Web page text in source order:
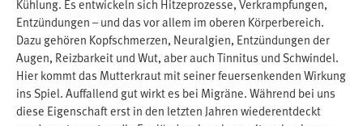
Kühlung. Es entwickeln sich Hitzeprozesse, Verkrampfungen,
Entzündungen – und das vor allem im oberen Körperbereich.
Dazu gehören Kopfschmerzen, Neuralgien, Entzündungen der
Augen, Reizbarkeit und Wut, aber auch Tinnitus und Schwindel.
Hier kommt das Mutterkraut mit seiner feuersenkenden Wirkung
ins Spiel. Auffallend gut wirkt es bei Migräne. Während bei uns
diese Eigenschaft erst in den letzten Jahren wiederentdeckt